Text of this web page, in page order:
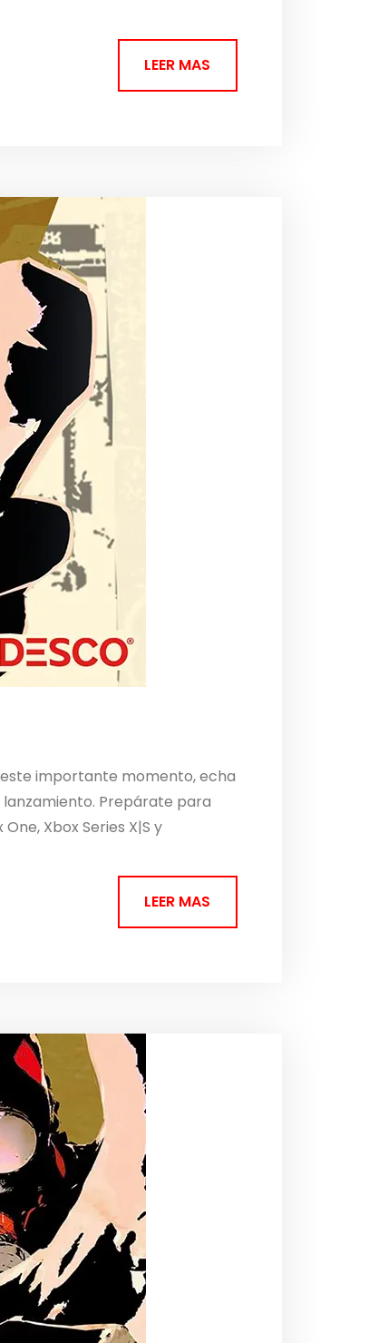
LEER MAS
este importante momento, echa
Prepárate para
Xbox Series X|S y
LEER MAS